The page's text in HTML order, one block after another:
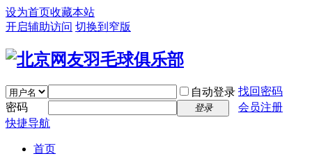
设为首页收藏本站
开启辅助访问 切换到窄版
自动登录 找回密码
密码
登录
会员注册
快捷导航
首页